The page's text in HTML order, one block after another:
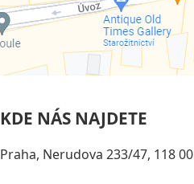
KDE NÁS NAJDETE
Praha, Nerudova 233/47, 118